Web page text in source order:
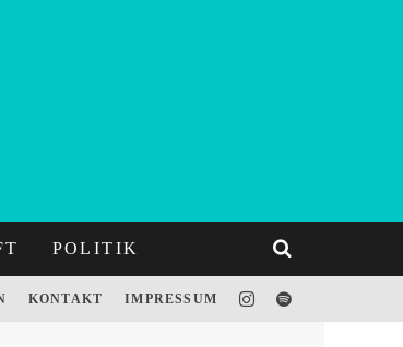
POLITIK
KONTAKT IMPRESSUM